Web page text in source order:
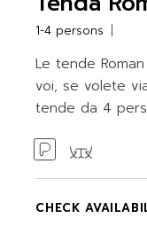
1-4 persons
Le tende
voi, se volete
tende da 4
CHECK